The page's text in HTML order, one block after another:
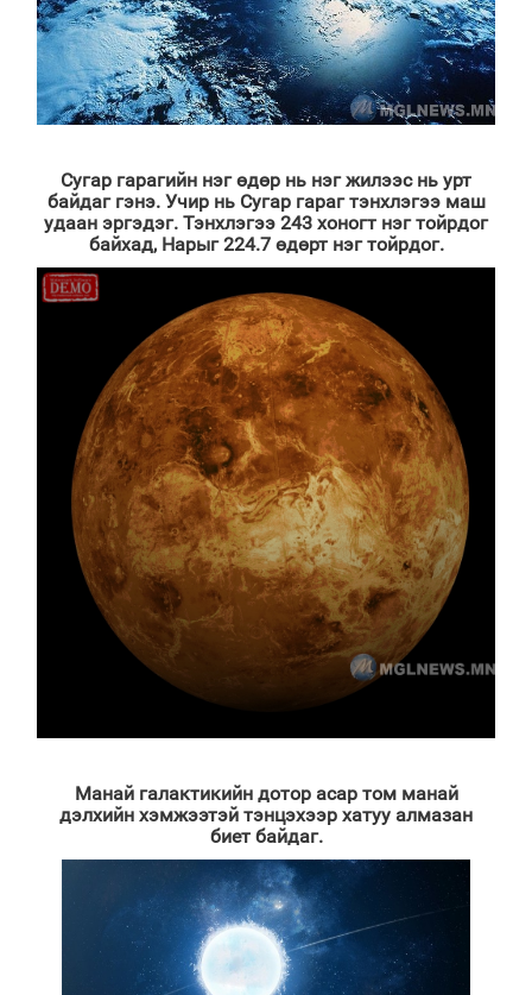
Сугар гарагийн нэг өдөр нь нэг жилээс нь урт
байдаг гэнэ. Учир нь Сугар гараг тэнхлэгээ маш
удаан эргэдэг. Тэнхлэгээ 243 хоногт нэг тойрдог
байхад, Нарыг 224.7 өдөрт нэг тойрдог.
Манай галактикийн дотор асар том манай
дэлхийн хэмжээтэй тэнцэхээр хатуу алмазан
биет байдаг.